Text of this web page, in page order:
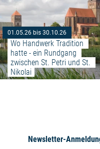
01.05.26 bis 30.10.26
Wo Handwerk Tradition
hatte - ein Rundgang
zwischen St. Petri und St.
Nikolai
Newsletter-